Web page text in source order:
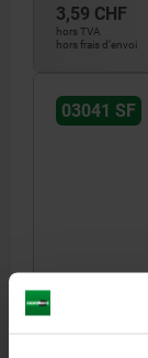
3,59 CHF
hors TVA
hors frais d’envoi
03041 SF
POUSSOIR